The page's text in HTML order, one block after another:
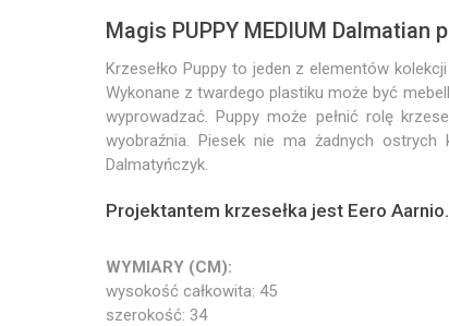
Magis PUPPY MEDIUM Dalmatian
Krzesełko Puppy to jeden z elementów
Wykonane z twardego plastiku może być
wyprowadzać. Puppy może pełnić rolę
wyobraźnia. Piesek nie ma żadnych
Dalmatyńczyk.
Projektantem krzesełka jest Eero Aarnio.
WYMIARY (CM):
wysokość całkowita: 45
szerokość: 34